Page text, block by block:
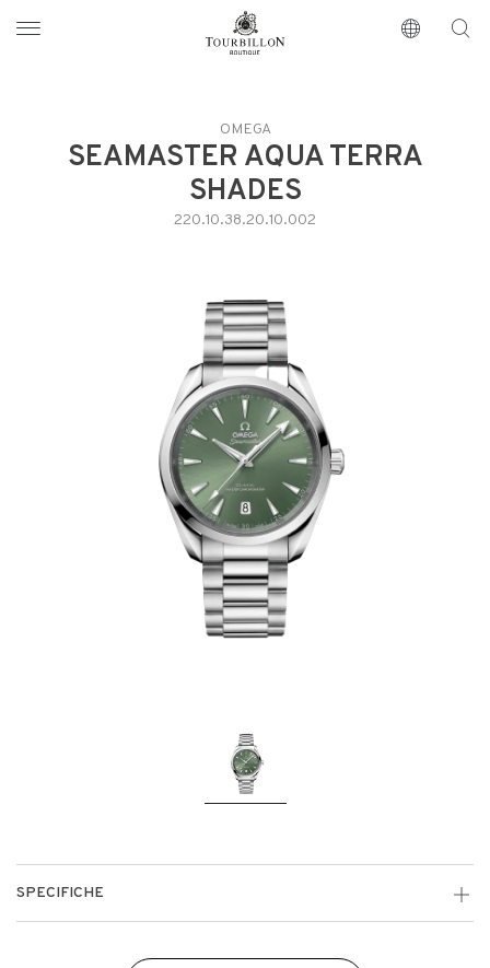
https://www.tourbillon.com/index.php/it
OMEGA
SEAMASTER AQUA TERRA
SHADES
220.10.38.20.10.002
SPECIFICHE